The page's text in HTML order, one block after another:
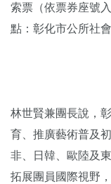
索票（依票券座號
點：彰化市公所社
林世賢兼團長說，
育、推廣藝術普及
非、日韓、歐陸及
拓展團員國際視野